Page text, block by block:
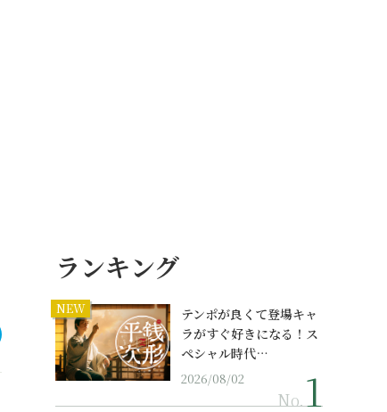
ランキング
NEW
テンポが良くて登場キャ
ラがすぐ好きになる！ス
ペシャル時代…
2026/08/02
No.